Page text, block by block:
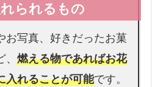
お写真、好きだったお菓
、燃える物であればお花
入れることが可能です。